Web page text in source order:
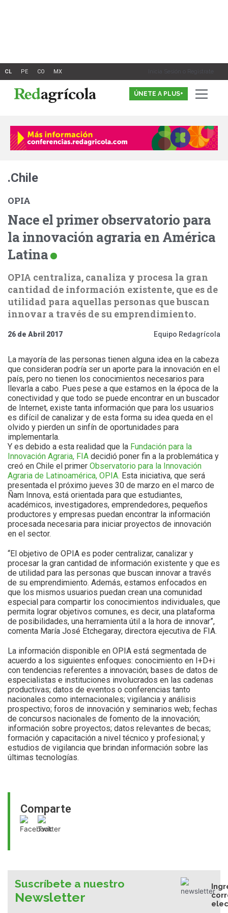
Inicia Sesión o Registrate
ÚNETE A PLUS+
.Chile
Comparte
OPIA
Nace el primer observatorio para
la innovación agraria en América
Latina
OPIA centraliza, canaliza y procesa la gran
cantidad de información existente, que es de
utilidad para aquellas personas que buscan
innovar a través de su emprendimiento.
26 de Abril 2017 Equipo Redagrícola
La mayoría de las personas tienen alguna idea en la cabeza
que consideran podría ser un aporte para la innovación en el
país, pero no tienen los conocimientos necesarios para
llevarla a cabo. Pues pese a que estamos en la época de la
conectividad y que todo se puede encontrar en un buscador
de Internet, existe tanta información que para los usuarios
es difícil de canalizar y de esta forma su idea queda en el
olvido y pierden un sinfín de oportunidades para
implementarla.
Y es debido a esta realidad que la Fundación para la
Innovación Agraria, FIA decidió poner fin a la problemática y
creó en Chile el primer Observatorio para la Innovación
Agraria de Latinoamérica, OPIA. Esta iniciativa, que será
presentada el próximo jueves 30 de marzo en el marco de
Ñam Innova, está orientada para que estudiantes,
académicos, investigadores, emprendedores, pequeños
productores y empresas puedan encontrar la información
procesada necesaria para iniciar proyectos de innovación
en el sector.
“El objetivo de OPIA es poder centralizar, canalizar y
procesar la gran cantidad de información existente y que es
de utilidad para las personas que buscan innovar a través
de su emprendimiento. Además, estamos enfocados en
que los mismos usuarios puedan crean una comunidad
especial para compartir los conocimientos individuales, que
permita lograr objetivos comunes, es decir, una plataforma
de posibilidades, una herramienta útil a la hora de innovar”,
comenta María José Etchegaray, directora ejecutiva de FIA.
La información disponible en OPIA está segmentada de
acuerdo a los siguientes enfoques: conocimiento en I+D+i
con tendencias referentes a innovación; bases de datos de
especialistas e instituciones involucrados en las cadenas
productivas; datos de eventos o conferencias tanto
nacionales como internacionales; vigilancia y análisis
prospectivo; foros de innovación y seminarios web; fechas
de concursos nacionales de fomento de la innovación;
información sobre proyectos; datos relevantes de becas;
formación y capacitación a nivel técnico y profesional; y
estudios de vigilancia que brindan información sobre las
últimas tecnologías.
Suscríbete a nuestro
Newsletter